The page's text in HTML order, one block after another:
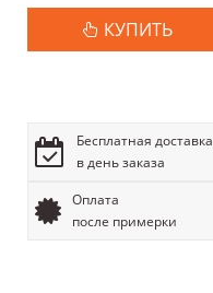
КУПИТЬ
Бесплатная доставка
в день заказа
Оплата
после примерки